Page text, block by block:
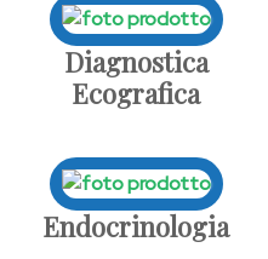
Diagnostica
Ecografica
Endocrinologia